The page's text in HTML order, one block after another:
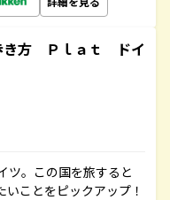
き方 Ｐｌａｔ ドイ
ツ。この国を旅すると
ことをピックアップ！